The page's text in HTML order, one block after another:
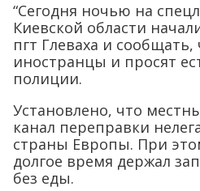
“Сегодня ночью на
Киевской области
пгт Глеваха и
иностранцы и просят
полиции.
Установлено, что
канал переправки
страны Европы. При
долгое время держал
без еды.